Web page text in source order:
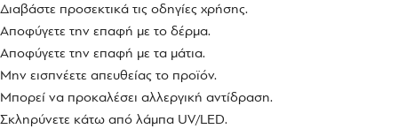
Διαβάστε προσεκτικά τις οδηγίες χρήσης.
Αποφύγετε την επαφή με το δέρμα.
Αποφύγετε την επαφή με τα μάτια.
Μην εισπνέετε απευθείας το προϊόν.
Μπορεί να προκαλέσει αλλεργική αντίδραση.
Σκληρύνετε κάτω από λάμπα UV/LED.